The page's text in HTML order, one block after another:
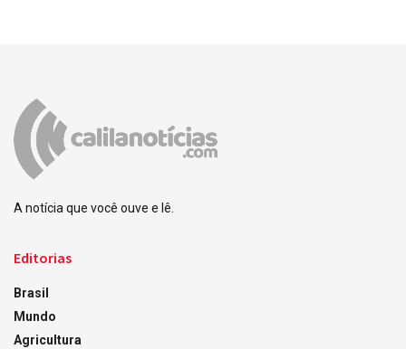
A notícia que você ouve e lê.
Editorias
Brasil
Mundo
Agricultura